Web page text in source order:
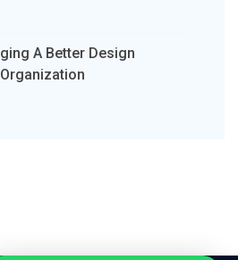
A Better Design